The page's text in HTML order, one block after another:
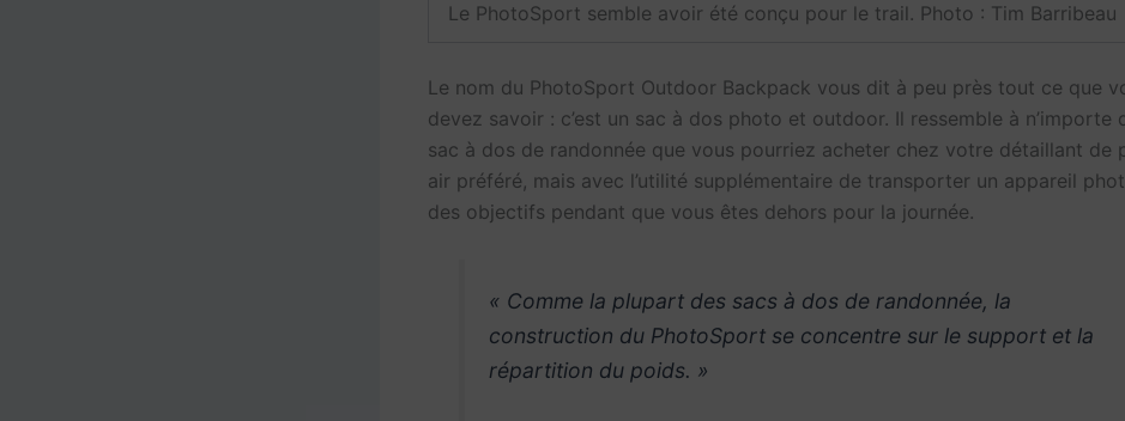
Le PhotoSport semble avoir été conçu pour le trail. Photo : Tim Barribeau
Le nom du PhotoSport Outdoor Backpack vous dit à peu près tout ce que
devez savoir : c’est un sac à dos photo et outdoor. Il ressemble à n’importe
sac à dos de randonnée que vous pourriez acheter chez votre détaillant de
air préféré, mais avec l’utilité supplémentaire de transporter un appareil
des objectifs pendant que vous êtes dehors pour la journée.
« Comme la plupart des sacs à dos de randonnée, la
construction du PhotoSport se concentre sur le support et la
répartition du poids. »